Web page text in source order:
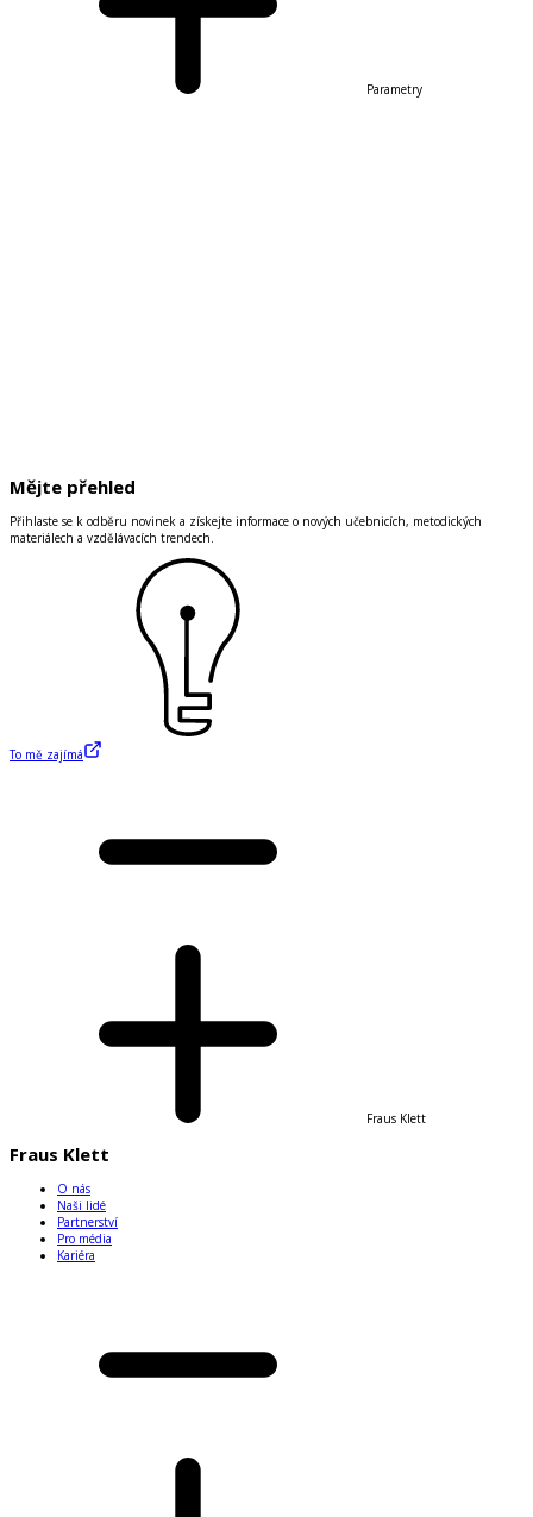
Parametry
Mějte přehled
Přihlaste se k odběru novinek a získejte informace o nových učebnicích, metodických
materiálech a vzdělávacích trendech.
To mě zajímá
Fraus Klett
Fraus Klett
O nás
Naši lidé
Partnerství
Pro média
Kariéra